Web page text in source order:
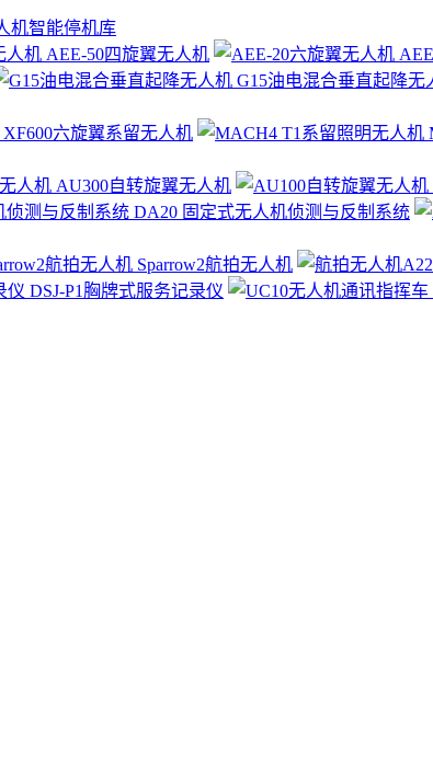
机智能停机库
AEE-50四旋翼无人机
G15油电混合垂直起降无
XF600六旋翼系留无人机
AU300自转旋翼无人机
DA20 固定式无人机侦测与反制系统
Sparrow2航拍无人机
DSJ-P1胸牌式服务记录仪